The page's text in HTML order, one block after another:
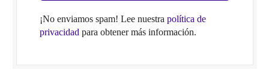
¡No enviamos spam! Lee nuestra política de
privacidad para obtener más información.